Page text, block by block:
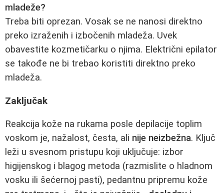
mladeže?
Treba biti oprezan. Vosak se ne nanosi direktno
preko izraženih i izbočenih mladeža. Uvek
obavestite kozmetičarku o njima. Električni epilator
se takođe ne bi trebao koristiti direktno preko
mladeža.
Zaključak
Reakcija kože na rukama posle depilacije toplim
voskom je, nažalost, česta, ali nije neizbežna. Ključ
leži u svesnom pristupu koji uključuje: izbor
higijenskog i blagog metoda (razmislite o hladnom
vosku ili šećernoj pasti), pedantnu pripremu kože